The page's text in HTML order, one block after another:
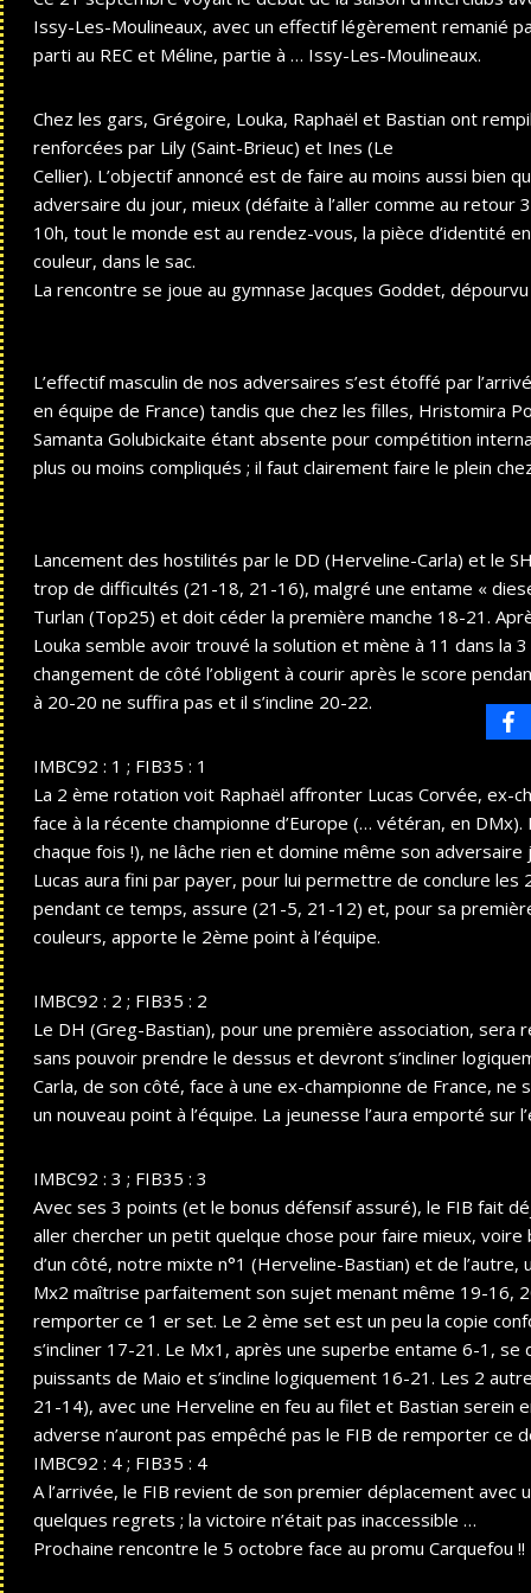
Issy-Les-Moulineaux, avec un effectif légèrement remanié
parti au REC et Méline, partie à … Issy-Les-Moulineaux.
Chez les gars, Grégoire, Louka, Raphaël et Bastian ont
renforcées par Lily (Saint-Brieuc) et Ines (Le
Cellier). L’objectif annoncé est de faire au moins aussi bien
adversaire du jour, mieux (défaite à l’aller comme au retour
10h, tout le monde est au rendez-vous, la pièce d’identité
couleur, dans le sac.
La rencontre se joue au gymnase Jacques Goddet,
L’effectif masculin de nos adversaires s’est étoffé par
en équipe de France) tandis que chez les filles, Hristomira
Samanta Golubickaite étant absente pour compétition
plus ou moins compliqués ; il faut clairement faire le plein
Lancement des hostilités par le DD (Herveline-Carla) et le
trop de difficultés (21-18, 21-16), malgré une entame «
Turlan (Top25) et doit céder la première manche 18-21.
Louka semble avoir trouvé la solution et mène à 11 dans la
changement de côté l’obligent à courir après le score
à 20-20 ne suffira pas et il s’incline 20-22.
IMBC92 : 1 ; FIB35 : 1
La 2 ème rotation voit Raphaël affronter Lucas Corvée, ex-
face à la récente championne d’Europe (… vétéran, en DMx).
chaque fois !), ne lâche rien et domine même son adversaire
Lucas aura fini par payer, pour lui permettre de conclure les
pendant ce temps, assure (21-5, 21-12) et, pour sa
couleurs, apporte le 2ème point à l’équipe.
IMBC92 : 2 ; FIB35 : 2
Le DH (Greg-Bastian), pour une première association, sera
sans pouvoir prendre le dessus et devront s’incliner
Carla, de son côté, face à une ex-championne de France,
un nouveau point à l’équipe. La jeunesse l’aura emporté
IMBC92 : 3 ; FIB35 : 3
Avec ses 3 points (et le bonus défensif assuré), le FIB fait
aller chercher un petit quelque chose pour faire mieux, voire
d’un côté, notre mixte n°1 (Herveline-Bastian) et de l’autre,
Mx2 maîtrise parfaitement son sujet menant même 19-16,
remporter ce 1 er set. Le 2 ème set est un peu la copie
s’incliner 17-21. Le Mx1, après une superbe entame 6-1,
puissants de Maio et s’incline logiquement 16-21. Les 2
21-14), avec une Herveline en feu au filet et Bastian serein
adverse n’auront pas empêché pas le FIB de remporter ce
IMBC92 : 4 ; FIB35 : 4
A l’arrivée, le FIB revient de son premier déplacement avec
quelques regrets ; la victoire n’était pas inaccessible …
Prochaine rencontre le 5 octobre face au promu Carquefou !!